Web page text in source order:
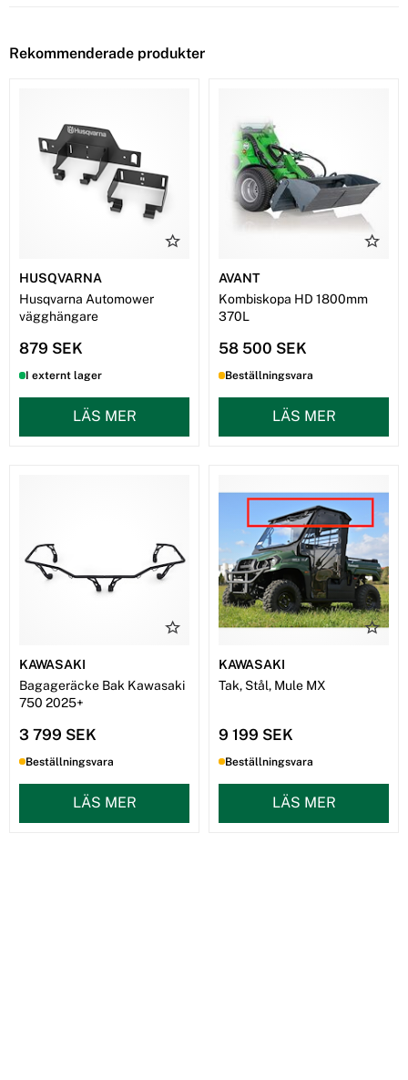
Rekommenderade produkter
HUSQVARNA
Husqvarna Automower
vägghängare
879 SEK
I externt lager
LÄS MER
AVANT
Kombiskopa HD 1800mm
370L
58 500 SEK
Beställningsvara
LÄS MER
KAWASAKI
Bagageräcke Bak Kawasaki
750 2025+
3 799 SEK
Beställningsvara
LÄS MER
KAWASAKI
Tak, Stål, Mule MX
9 199 SEK
Beställningsvara
LÄS MER